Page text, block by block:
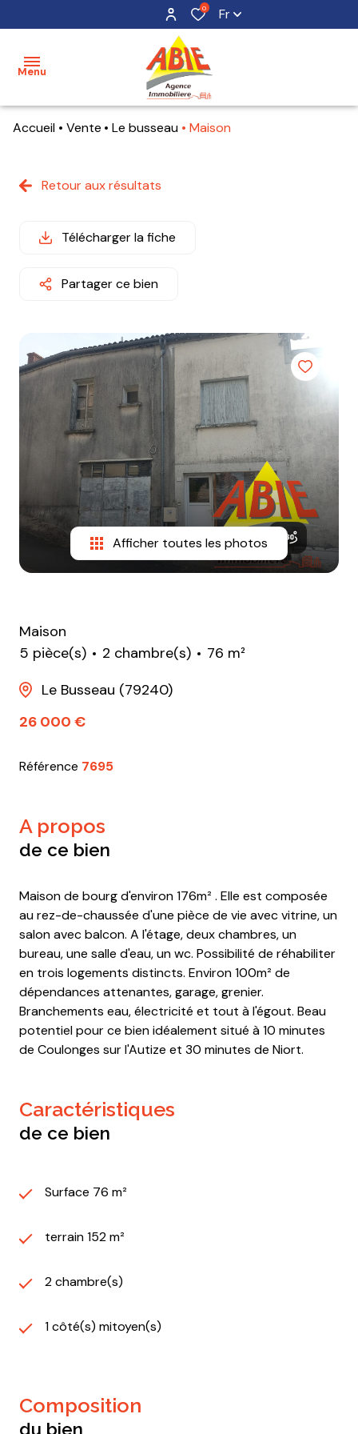
0 Fr
Menu
acheter
maisons
terrains
mon
e-
mail
equipe
contact
Accueil Vente Le busseau Maison
Retour aux résultats
Télécharger la fiche
Partager ce bien
Afficher toutes les photos
Maison
5 pièce(s)
2 chambre(s)
76 m²
Le Busseau (79240)
26 000 €
Référence 7695
a propos
de ce bien
Maison de bourg d'environ 176m² . Elle est composée
au rez-de-chaussée d'une pièce de vie avec vitrine, un
salon avec balcon. A l'étage, deux chambres, un
bureau, une salle d'eau, un wc. Possibilité de réhabiliter
en trois logements distincts. Environ 100m² de
dépendances attenantes, garage, grenier.
Branchements eau, électricité et tout à l'égout. Beau
potentiel pour ce bien idéalement situé à 10 minutes
de Coulonges sur l'Autize et 30 minutes de Niort.
caractéristiques
de ce bien
Surface 76 m²
terrain 152 m²
2 chambre(s)
1 côté(s) mitoyen(s)
composition
du bien